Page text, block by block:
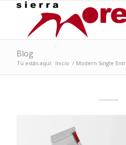
Blog
Tú estás aquí: Inicio / Modern Single